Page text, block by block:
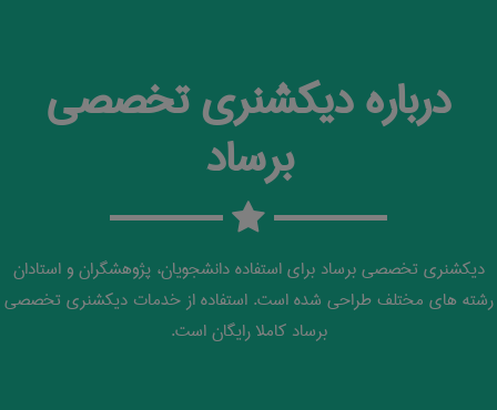
درباره دیکشنری تخصصی
برساد
دیکشنری تخصصی برساد برای استفاده دانشجویان، پژوهشگران و استادان
رشته های مختلف طراحی شده است. استفاده از خدمات دیکشنری تخصصی
برساد کاملا رایگان است.